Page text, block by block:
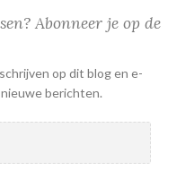
Abonneer je op de
op dit blog en e-
berichten.